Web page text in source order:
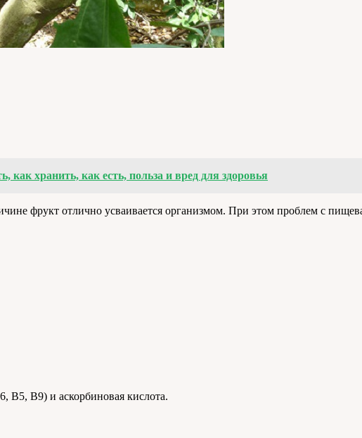
как хранить, как есть, польза и вред для здоровья
фрукт отлично усваивается организмом. При этом проблем с
В5, В9) и аскорбиновая кислота.